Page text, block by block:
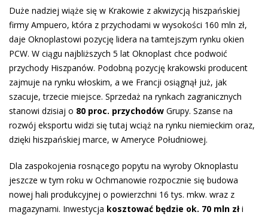
Duże nadziej wiąże się w Krakowie z akwizycją hiszpańskiej
firmy Ampuero, która z przychodami w wysokości 160 mln zł,
daje Oknoplastowi pozycję lidera na tamtejszym rynku okien
PCW. W ciągu najbliższych 5 lat Oknoplast chce podwoić
przychody Hiszpanów. Podobną pozycję krakowski producent
zajmuje na rynku włoskim, a we Francji osiągnął już, jak
szacuje, trzecie miejsce. Sprzedaż na rynkach zagranicznych
stanowi dzisiaj o 80 proc. przychodów Grupy. Szanse na
rozwój eksportu widzi się tutaj wciąż na rynku niemieckim oraz,
dzięki hiszpańskiej marce, w Ameryce Południowej.
Dla zaspokojenia rosnącego popytu na wyroby Oknoplastu
jeszcze w tym roku w Ochmanowie rozpocznie się budowa
nowej hali produkcyjnej o powierzchni 16 tys. mkw. wraz z
magazynami. Inwestycja kosztować będzie ok. 70 mln złi